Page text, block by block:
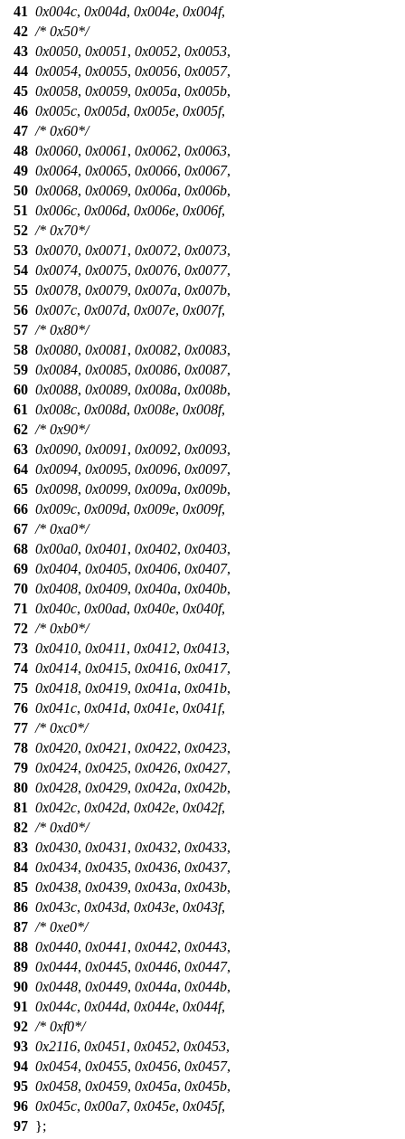
41 0x004c, 0x004d, 0x004e, 0x004f,
42 /* 0x50*/
43 0x0050, 0x0051, 0x0052, 0x0053,
44 0x0054, 0x0055, 0x0056, 0x0057,
45 0x0058, 0x0059, 0x005a, 0x005b,
46 0x005c, 0x005d, 0x005e, 0x005f,
47 /* 0x60*/
48 0x0060, 0x0061, 0x0062, 0x0063,
49 0x0064, 0x0065, 0x0066, 0x0067,
50 0x0068, 0x0069, 0x006a, 0x006b,
51 0x006c, 0x006d, 0x006e, 0x006f,
52 /* 0x70*/
53 0x0070, 0x0071, 0x0072, 0x0073,
54 0x0074, 0x0075, 0x0076, 0x0077,
55 0x0078, 0x0079, 0x007a, 0x007b,
56 0x007c, 0x007d, 0x007e, 0x007f,
57 /* 0x80*/
58 0x0080, 0x0081, 0x0082, 0x0083,
59 0x0084, 0x0085, 0x0086, 0x0087,
60 0x0088, 0x0089, 0x008a, 0x008b,
61 0x008c, 0x008d, 0x008e, 0x008f,
62 /* 0x90*/
63 0x0090, 0x0091, 0x0092, 0x0093,
64 0x0094, 0x0095, 0x0096, 0x0097,
65 0x0098, 0x0099, 0x009a, 0x009b,
66 0x009c, 0x009d, 0x009e, 0x009f,
67 /* 0xa0*/
68 0x00a0, 0x0401, 0x0402, 0x0403,
69 0x0404, 0x0405, 0x0406, 0x0407,
70 0x0408, 0x0409, 0x040a, 0x040b,
71 0x040c, 0x00ad, 0x040e, 0x040f,
72 /* 0xb0*/
73 0x0410, 0x0411, 0x0412, 0x0413,
74 0x0414, 0x0415, 0x0416, 0x0417,
75 0x0418, 0x0419, 0x041a, 0x041b,
76 0x041c, 0x041d, 0x041e, 0x041f,
77 /* 0xc0*/
78 0x0420, 0x0421, 0x0422, 0x0423,
79 0x0424, 0x0425, 0x0426, 0x0427,
80 0x0428, 0x0429, 0x042a, 0x042b,
81 0x042c, 0x042d, 0x042e, 0x042f,
82 /* 0xd0*/
83 0x0430, 0x0431, 0x0432, 0x0433,
84 0x0434, 0x0435, 0x0436, 0x0437,
85 0x0438, 0x0439, 0x043a, 0x043b,
86 0x043c, 0x043d, 0x043e, 0x043f,
87 /* 0xe0*/
88 0x0440, 0x0441, 0x0442, 0x0443,
89 0x0444, 0x0445, 0x0446, 0x0447,
90 0x0448, 0x0449, 0x044a, 0x044b,
91 0x044c, 0x044d, 0x044e, 0x044f,
92 /* 0xf0*/
93 0x2116, 0x0451, 0x0452, 0x0453,
94 0x0454, 0x0455, 0x0456, 0x0457,
95 0x0458, 0x0459, 0x045a, 0x045b,
96 0x045c, 0x00a7, 0x045e, 0x045f,
97 };